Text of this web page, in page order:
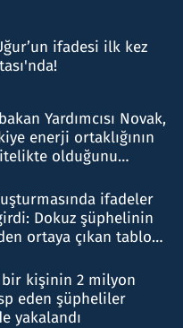
ifadesi ilk kez
Yardımcısı Novak,
enerji ortaklığının
olduğunu
ifadeler
Dokuz şüphelinin
ortaya çıkan tablo
bir kişinin 2 milyon
eden şüpheliler
yakalandı